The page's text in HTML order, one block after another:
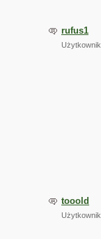
rufus1
Użytkownik
tooold
Użytkownik